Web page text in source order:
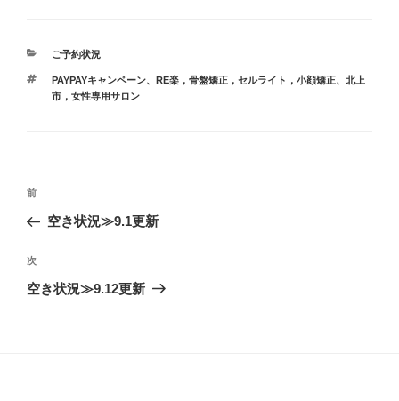
カ
ゴ
リ
ご予約状況
タ
グ
PAYPAYキャンペーン、 RE楽，骨盤矯正，セルライト，小顔矯正、 北上
市，女性専用サロン
投
ナ
ビ
ゲ
前
の
稿
前
空き状況≫9.1更新
次
の
次
空き状況≫9.12更新